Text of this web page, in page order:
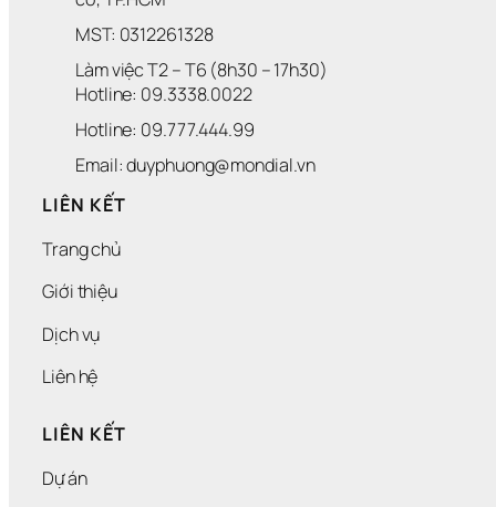
MST: 0312261328
Làm việc T2 – T6 (8h30 – 17h30)
Hotline: 09.3338.0022
Hotline: 09.777.444.99
Email: duyphuong@mondial.vn
LIÊN KẾT
Trang chủ
Giới thiệu
Dịch vụ
Liên hệ
LIÊN KẾT
Dự án